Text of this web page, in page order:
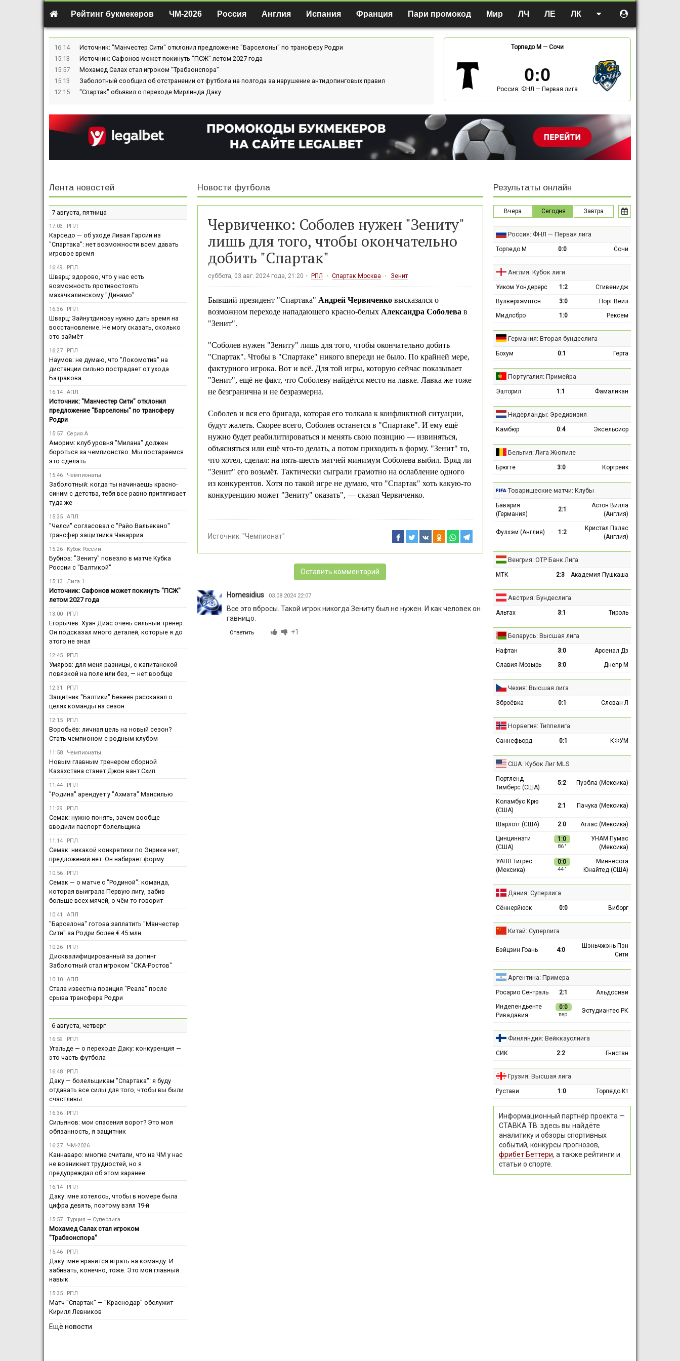
Рейтинг букмекеров ЧМ-2026 Россия Англия Испания Франция Пари промокод Мир ЛЧ ЛЕ ЛК
16:14
Источник: "Манчестер Сити" отклонил предложение "Барселоны" по трансферу Родри
15:13
Источник: Сафонов может покинуть "ПСЖ" летом 2027 года
15:57
Мохамед Салах стал игроком "Трабзонспора"
15:13
Заболотный сообщил об отстранении от футбола на полгода за нарушение антидопинговых правил
12:15
"Спартак" объявил о переходе Мирлинда Даку
Торпедо М — Сочи
0:0
Россия: ФНЛ — Первая лига
Новости футбола
Червиченко: Соболев нужен "Зениту"
лишь для того, чтобы окончательно
добить "Спартак"
суббота, 03 авг. 2024 года, 21:20 РПЛ Спартак Москва Зенит
Бывший президент "Спартака" Андрей Червиченковысказался о
возможном переходе нападающего красно-белых Александра Соболева в
"Зенит".
"Соболев нужен "Зениту" лишь для того, чтобы окончательно добить
"Спартак". Чтобы в "Спартаке" никого впереди не было. По крайней мере,
фактурного игрока. Вот и всё. Для той игры, которую сейчас показывает
"Зенит", ещё не факт, что Соболеву найдётся место на лавке. Лавка же тоже
не безгранична и не безразмерна.
Соболев и вся его бригада, которая его толкала к конфликтной ситуации,
будут жалеть. Скорее всего, Соболев останется в "Спартаке". И ему ещё
нужно будет реабилитироваться и менять свою позицию — извиняться,
объясняться или ещё что-то делать, а потом приходить в форму. "Зенит" то,
что хотел, сделал: на пять-шесть матчей минимум Соболева выбил. Вряд ли
"Зенит" его возьмёт. Тактически сыграли грамотно на ослабление одного
из конкурентов. Хотя по такой игре не думаю, что "Спартак" хоть какую-то
конкуренцию может "Зениту" оказать", — сказал Червиченко.
Источник: "Чемпионат"
Оставить комментарий
Homesidius 03.08.2024 22:07
Все это вбросы. Такой игрок никогда Зениту был не нужен. И как человек он
гавницо.
Ответить +1
Лента новостей
7 августа, пятница
17:03 РПЛ
Карседо — об уходе Ливая Гарсии из
"Спартака": нет возможности всем давать
игровое время
16:49 РПЛ
Шварц: здорово, что у нас есть
возможность противостоять
махачкалинскому "Динамо"
16:36 РПЛ
Шварц: Зайнутдинову нужно дать время на
восстановление. Не могу сказать, сколько
это займёт
16:27 РПЛ
Наумов: не думаю, что "Локомотив" на
дистанции сильно пострадает от ухода
Батракова
16:14 АПЛ
Источник: "Манчестер Сити" отклонил
предложение "Барселоны" по трансферу
Родри
15:57 Серия А
Аморим: клуб уровня "Милана" должен
бороться за чемпионство. Мы постараемся
это сделать
15:46 Чемпионаты
Заболотный: когда ты начинаешь красно-
синим с детства, тебя все равно притягивает
туда же
15:35 АПЛ
"Челси" согласовал с "Райо Вальекано"
трансфер защитника Чаварриа
15:26 Кубок России
Бубнов: "Зениту" повезло в матче Кубка
России с "Балтикой"
15:13 Лига 1
Источник: Сафонов может покинуть "ПСЖ"
летом 2027 года
13:00 РПЛ
Егорычев: Хуан Диас очень сильный тренер.
Он подсказал много деталей, которые я до
этого не знал
12:45 РПЛ
Умяров: для меня разницы, с капитанской
повязкой на поле или без, — нет вообще
12:31 РПЛ
Защитник "Балтики" Бевеев рассказал о
целях команды на сезон
12:15 РПЛ
Воробьёв: личная цель на новый сезон?
Стать чемпионом с родным клубом
11:58 Чемпионаты
Новым главным тренером сборной
Казахстана станет Джон вант Схип
11:44 РПЛ
"Родина" арендует у "Ахмата" Мансилью
11:29 РПЛ
Семак: нужно понять, зачем вообще
вводили паспорт болельщика
11:14 РПЛ
Семак: никакой конкретики по Энрике нет,
предложений нет. Он набирает форму
10:56 РПЛ
Семак — о матче с "Родиной": команда,
которая выиграла Первую лигу, забив
больше всех мячей, о чём-то говорит
10:41 АПЛ
"Барселона" готова заплатить "Манчестер
Сити" за Родри более € 45 млн
10:26 РПЛ
Дисквалифицированный за допинг
Заболотный стал игроком "СКА-Ростов"
10:10 АПЛ
Стала известна позиция "Реала" после
срыва трансфера Родри
6 августа, четверг
16:59 РПЛ
Угальде — о переходе Даку: конкуренция —
это часть футбола
16:48 РПЛ
Даку — болельщикам "Спартака": я буду
отдавать все силы для того, чтобы вы были
счастливы
16:36 РПЛ
Сильянов: мои спасения ворот? Это моя
обязанность, я защитник
16:27 ЧМ-2026
Каннаваро: многие считали, что на ЧМ у нас
не возникнет трудностей, но я
предупреждал об этом заранее
16:14 РПЛ
Даку: мне хотелось, чтобы в номере была
цифра девять, поэтому взял 19-й
15:57 Турция — Суперлига
Мохамед Салах стал игроком
"Трабзонспора"
15:46 РПЛ
Даку: мне нравится играть на команду. И
забивать, конечно, тоже. Это мой главный
навык
15:35 РПЛ
Матч "Спартак" — "Краснодар" обслужит
Кирилл Левников
Ещё новости
Результаты онлайн
Вчера Сегодня Завтра
Россия: ФНЛ — Первая лига
Торпедо М 0:0 Сочи
Англия: Кубок лиги
Уиком Уондерерс 1:2
Стивенидж
Вулверхэмптон
3:0
Порт Вейл
Мидлсбро
1:0 Рексем
Германия: Вторая бундеслига
Бохум 0:1 Герта
Португалия: Примейра
Эшторил 1:1 Фамаликан
Нидерланды: Эредивизия
Камбюр 0:4 Эксельсиор
Бельгия: Лига Жюпиле
Брюгге 3:0 Кортрейк
Товарищеские матчи: Клубы
Бавария
(Германия)
2:1
Астон Вилла
(Англия)
Фулхэм (Англия) 1:2
Кристал Пэлас
(Англия)
Венгрия: ОТР Банк Лига
МТК 2:3 Академия Пушкаша
Австрия: Бундеслига
Альтах 3:1 Тироль
Беларусь: Высшая лига
Нафтан 3:0
Арсенал Дз
Славия-Мозырь
3:0 Днепр М
Чехия: Высшая лига
Зброёвка 0:1 Слован Л
Норвегия: Типпелига
Саннефьорд 0:1 КФУМ
США: Кубок Лиг MLS
Портленд
Тимберс (США)
5:2 Пуэбла (Мексика)
Коламбус Крю
(США)
2:1 Пачука (Мексика)
Шарлотт (США) 2:0
Атлас (Мексика)
Цинциннати
(США)
1:0
86 ′
УНАМ Пумас
(Мексика)
УАНЛ Тигрес
(Мексика)
0:0
44 ′
Миннесота
Юнайтед (США)
Дания: Суперлига
Сённерйюск 0:0 Виборг
Китай: Суперлига
Бэйцзин Гоань 4:0
Шэньчжэнь Пэн
Сити
Аргентина: Примера
Росарио Сентраль 2:1
Альдосиви
Индепендьенте
Ривадавия
0:0
пер.
Эстудиантес РК
Финляндия: Вейккауслиига
СИК 2:2 Гнистан
Грузия: Высшая лига
Рустави 1:0 Торпедо Кт
Информационный партнёр проекта —
СТАВКА ТВ: здесь вы найдёте
аналитику и обзоры спортивных
событий, конкурсы прогнозов,
фрибет Беттери, а также рейтинги и
статьи о спорте.